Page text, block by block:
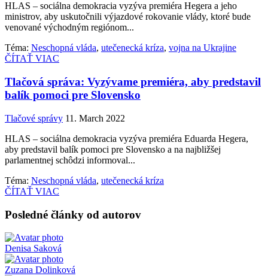
HLAS – sociálna demokracia vyzýva premiéra Hegera a jeho
ministrov, aby uskutočnili výjazdové rokovanie vlády, ktoré bude
venované východným regiónom...
Téma: Neschopná vláda, utečenecká kríza, vojna na Ukrajine
ČÍTAŤ VIAC
Tlačová správa: Vyzývame premiéra, aby predstavil
balík pomoci pre Slovensko
Tlačové správy 11. March 2022
HLAS – sociálna demokracia vyzýva premiéra Eduarda Hegera,
aby predstavil balík pomoci pre Slovensko a na najbližšej
parlamentnej schôdzi informoval...
Téma: Neschopná vláda, utečenecká kríza
ČÍTAŤ VIAC
Posledné články od autorov
Denisa Saková
Zuzana Dolinková